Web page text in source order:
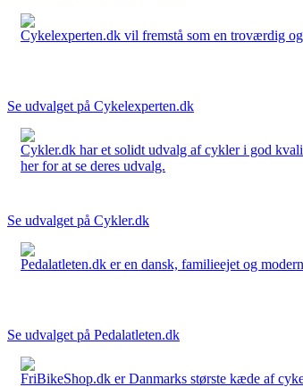
Cykelexperten.dk vil fremstå som en troværdig
Se udvalget på Cykelexperten.dk
Cykler.dk har et solidt udvalg af cykler i god
her for at se deres udvalg.
Se udvalget på Cykler.dk
Pedalatleten.dk er en dansk, familieejet og
Se udvalget på Pedalatleten.dk
FriBikeShop.dk er Danmarks største kæde af